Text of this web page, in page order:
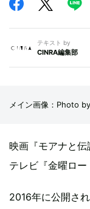
テキスト by
CINRA編集部
メイン画像：Photo
映画『モアナと
テレビ『金曜ロー
2016年に公開さ